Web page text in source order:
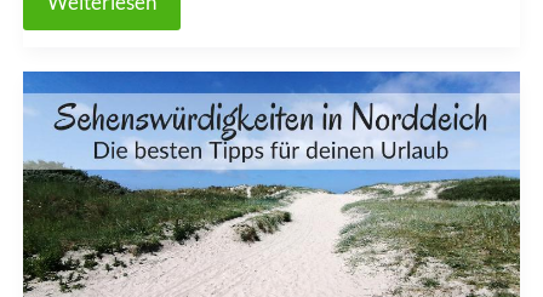
nördlichsten
Punkt
Dänemarks